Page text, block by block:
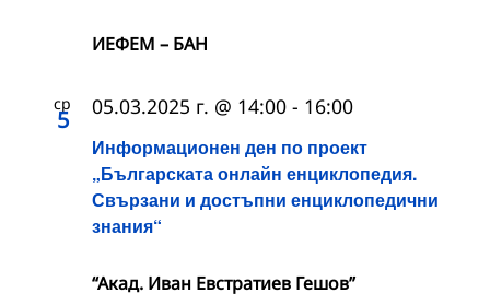
ИЕФЕМ – БАН
ср
5
Информационен ден по проект
„Българската онлайн енциклопедия.
Свързани и достъпни енциклопедични
знания“
05.03.2025 г. @ 14:00 - 16:00
“Акад. Иван Евстратиев Гешов”